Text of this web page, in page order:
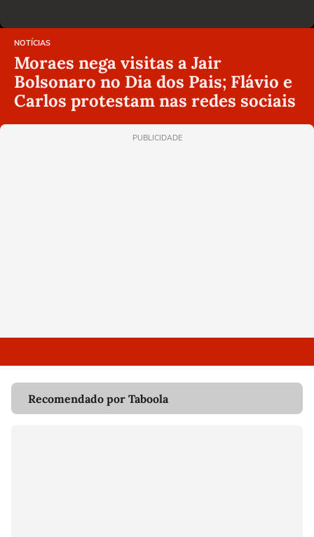
NOTÍCIAS
Moraes nega visitas a Jair
Bolsonaro no Dia dos Pais; Flávio e
Carlos protestam nas redes sociais
PUBLICIDADE
Recomendado por Taboola